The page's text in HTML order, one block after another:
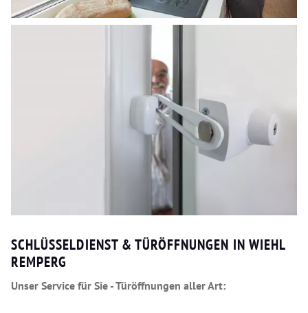
SCHLÜSSELDIENST & TÜRÖFFNUNGEN IN WIEHL
REMPERG
Unser Service für Sie - Türöffnungen aller Art: